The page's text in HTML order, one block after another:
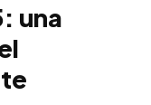
una